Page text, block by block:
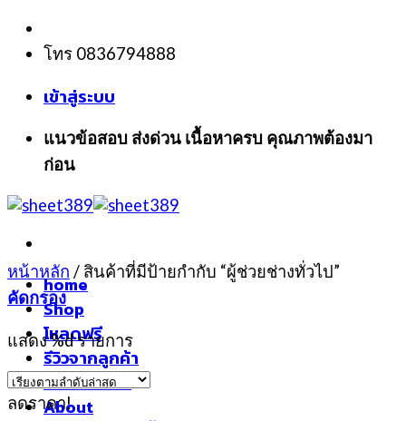
Skip
content
โทร 0836794888
เข้าสู่ระบบ
แนวข้อสอบ ส่งด่วน เนื้อหาครบ คุณภาพต้องมา
ก่อน
home
Shop
โหลดฟรี
รีวิวจากลูกค้า
แจ้งชำระเงิน
About
หน้าหลัก / สินค้าที่มีป้ายกำกับ “ผู้ช่วยช่างทั่วไป”
คัดกรอง
แสดง %d รายการ
ลดราคา!